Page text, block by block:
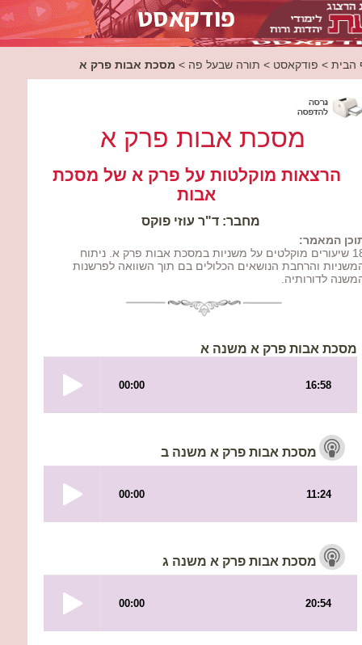
הבית > פודקאסט > תורה שבעל פה > מסכת אבות פרק א
מסכת אבות פרק א
הרצאות מוקלטות על פרק א של מסכת
אבות
מחבר: ד"ר עוזי פוקס
המאמר:
18 שיעורים מוקלטים על משניות במסכת אבות פרק א. ניתוח
והרחבת הנושאים הכלולים בם תוך השוואה לפרשנות
לדורותיה.
מסכת אבות פרק א משנה א
מסכת אבות פרק א משנה ב
מסכת אבות פרק א משנה ג